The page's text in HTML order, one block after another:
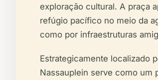
exploração cultural. A praça
refúgio pacífico no meio da
como por infraestruturas
Estrategicamente localizado
Nassauplein serve como um